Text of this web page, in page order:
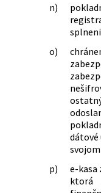
102/2024 Z. z.
354/2024 Z. z.
n)
o)
p)
e-
ktorá